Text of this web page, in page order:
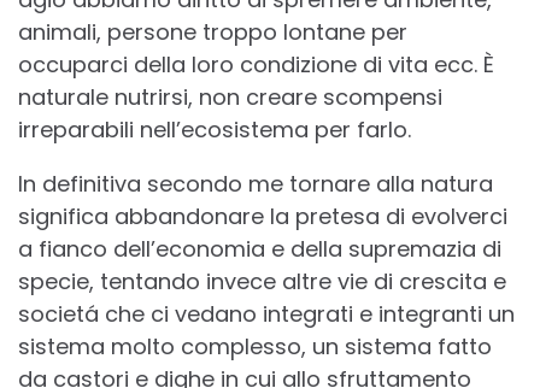
animali, persone troppo lontane per
occuparci della loro condizione di vita ecc. È
naturale nutrirsi, non creare scompensi
irreparabili nell’ecosistema per farlo.
In definitiva secondo me tornare alla natura
significa abbandonare la pretesa di evolverci
a fianco dell’economia e della supremazia di
specie, tentando invece altre vie di crescita e
societá che ci vedano integrati e integranti un
sistema molto complesso, un sistema fatto
da castori e dighe in cui allo sfruttamento